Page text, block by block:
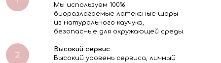
Мы используем 100%
биоразлагаемые латексные шары
из натурального каучука,
безопасные для окружающей среды.
Высокий сервис
Высокий уровень сервиса, личный